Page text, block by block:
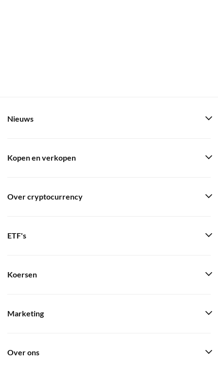
Nieuws
Kopen en verkopen
Over cryptocurrency
ETF's
Koersen
Marketing
Over ons